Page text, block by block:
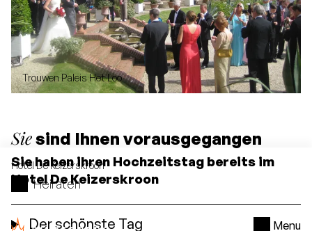
Menu
HotelDe Keizerskroon
Heiraten
Trouwen Paleis Het Loo
Siesind Ihnen vorausgegangen
Sie haben ihren Hochzeitstag bereits im
Hotel De Keizerskroon
Der schönste Tag